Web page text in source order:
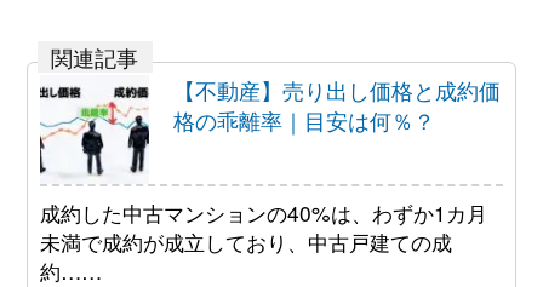
【不動産】売り出し価格と成約価
格の乖離率｜目安は何％？
成約した中古マンションの40%は、わずか1カ月
未満で成約が成立しており、中古戸建ての成
約……